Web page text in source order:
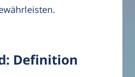
Definition